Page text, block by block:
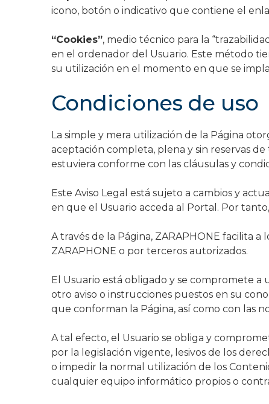
icono, botón o indicativo que contiene el
“Cookies”, medio técnico para la
en el ordenador del Usuario. Este método
su utilización en el momento en que se
Condiciones de uso
La simple y mera utilización de la Página
aceptación completa, plena y sin reservas
estuviera conforme con las cláusulas y
Este Aviso Legal está sujeto a cambios y
en que el Usuario acceda al Portal. Por
A través de la Página, ZARAPHONE facilita
ZARAPHONE o por terceros autorizados.
El Usuario está obligado y se compromete
otro aviso o instrucciones puestos en su
que conforman la Página, así como con las
A tal efecto, el Usuario se obliga y
por la legislación vigente, lesivos de los
o impedir la normal utilización de los
cualquier equipo informático propios o